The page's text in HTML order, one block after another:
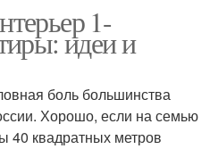
1-
идеи и
боль большинства
Хорошо, если на семью
40 квадратных метров